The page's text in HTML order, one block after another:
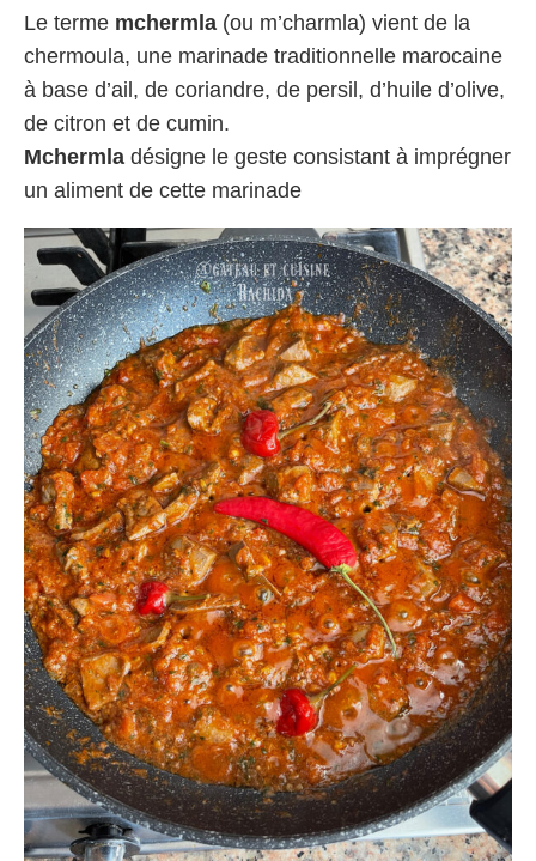
Le terme mchermla (ou m’charmla) vient de la
chermoula, une marinade traditionnelle marocaine
à base d’ail, de coriandre, de persil, d’huile d’olive,
de citron et de cumin.
Mchermla désigne le geste consistant à imprégner
un aliment de cette marinade